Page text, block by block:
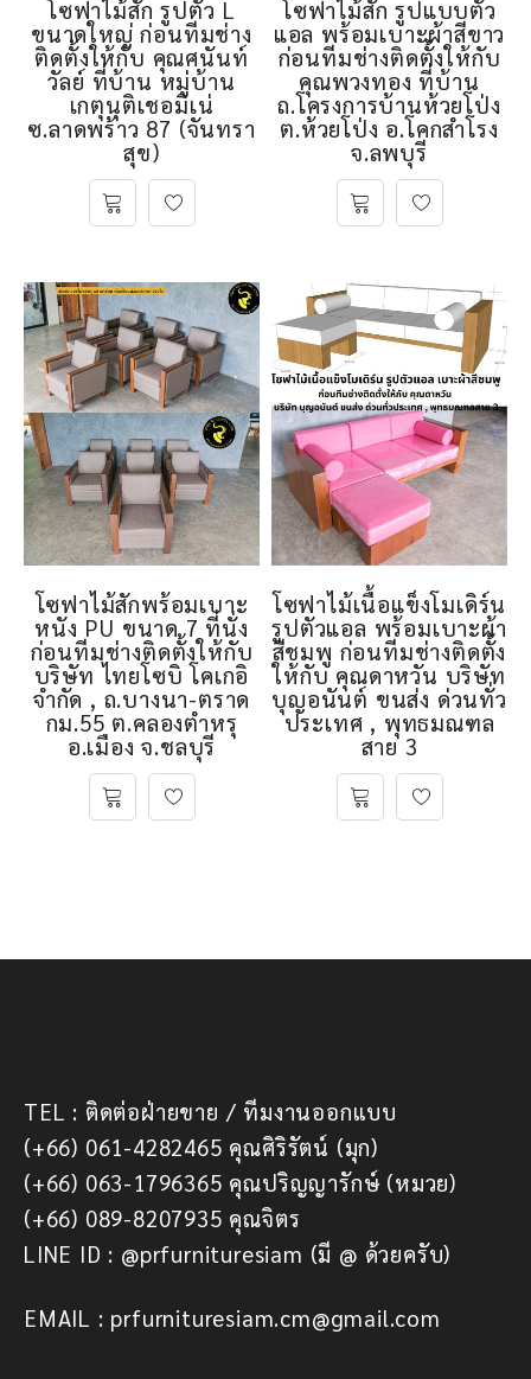
โซฟาไม้สัก รูปตัว L
ขนาดใหญ่ ก่อนทีมช่าง
ติดตั้งให้กับ คุณศนันท์
วัลย์ ที่บ้าน หมู่บ้าน
เกตุนุติเชอมิเน่
ซ.ลาดพร้าว 87 (จันทรา
สุข)
โซฟาไม้สัก รูปแบบตัว
แอล พร้อมเบาะผ้าสีขาว
ก่อนทีมช่างติดตั้งให้กับ
คุณพวงทอง ที่บ้าน
ถ.โครงการบ้านห้วยโป่ง
ต.ห้วยโป่ง อ.โคกสำโรง
จ.ลพบุรี
โซฟาไม้สักพร้อมเบาะ
หนัง PU ขนาด 7 ที่นั่ง
ก่อนทีมช่างติดตั้งให้กับ
บริษัท ไทยโซบิ โคเกอิ
จำกัด , ถ.บางนา-ตราด
กม.55 ต.คลองตำหรุ
อ.เมือง จ.ชลบุรี
โซฟาไม้เนื้อแข็งโมเดิร์น
รูปตัวแอล พร้อมเบาะผ้า
สีชมพู ก่อนทีมช่างติดตั้ง
ให้กับ คุณดาหวัน บริษัท
บุญอนันต์ ขนส่ง ด่วนทั่ว
ประเทศ , พุทธมณฑล
สาย 3
TEL : ติดต่อฝ่ายขาย / ทีมงานออกแบบ
(+66) 061-4282465 คุณศิริรัตน์ (มุก)
(+66) 063-1796365 คุณปริญญารักษ์ (หมวย)
(+66) 089-8207935 คุณจิตร
LINE ID : @prfurnituresiam (มี @ ด้วยครับ)
EMAIL : prfurnituresiam.cm@gmail.com